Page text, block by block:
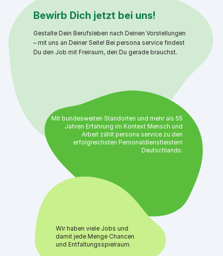
Bewirb Dich jetzt bei uns!
Gestalte Dein Berufsleben nach Deinen Vorstellungen
– mit uns an Deiner Seite! Bei persona service findest
Du den Job mit Freiraum, den Du gerade brauchst.
Mit bundesweiten Standorten und mehr als 55
Jahren Erfahrung im Kontext Mensch und
Arbeit zählt persona service zu den
erfolgreichsten Personaldienstleistern
Deutschlands.
Wir haben viele Jobs und
damit jede Menge Chancen
und Entfaltungsspielraum.